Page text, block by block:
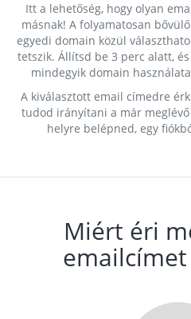
Itt a lehetőség, hogy olyan
másnak! A folyamatosan
egyedi domain közül
tetszik. Állítsd be 3 perc alatt,
mindegyik domain
A kiválasztott email címedre
tudod irányítani a már
helyre belépned, egy
Miért éri
emailcímet